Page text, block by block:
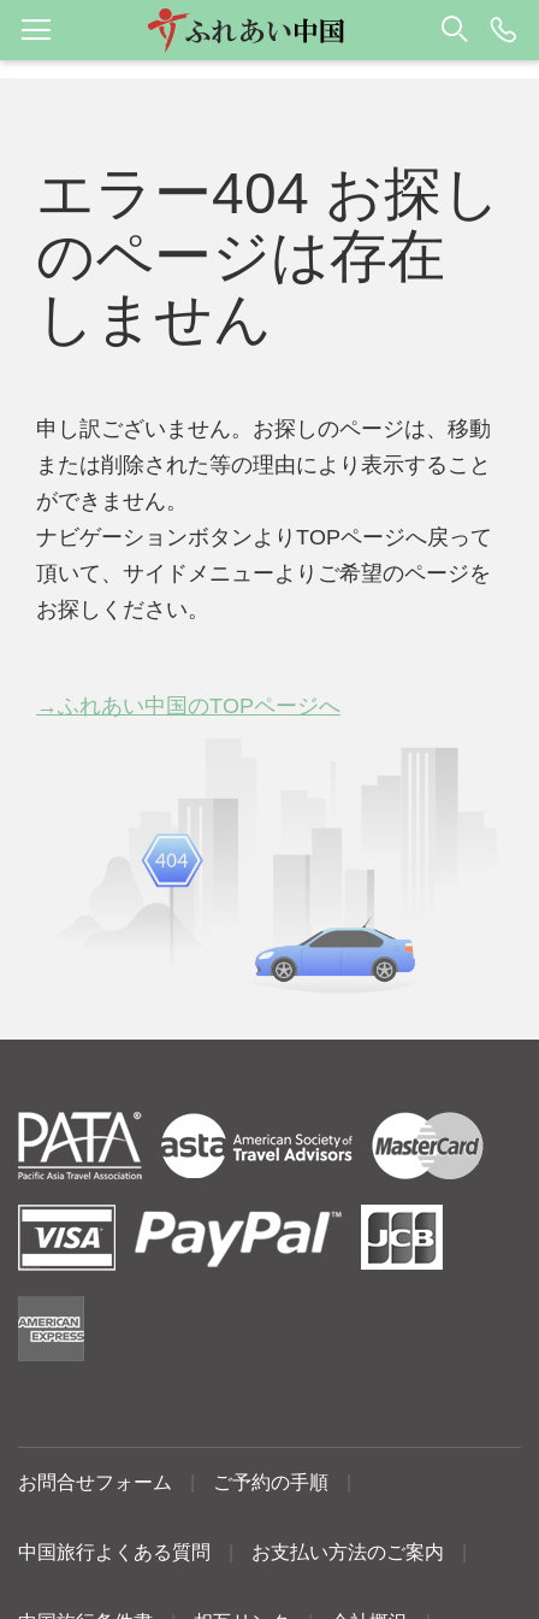
エラー404 お探し
のページは存在
しません
申し訳ございません。お探しのページは、移動
または削除された等の理由により表示すること
ができません。
ナビゲーションボタンよりTOPページへ戻って
頂いて、サイドメニューよりご希望のページを
お探しください。
→ふれあい中国のTOPページへ
お問合せフォーム ご予約の手順
中国旅行よくある質問 お支払い方法のご案内